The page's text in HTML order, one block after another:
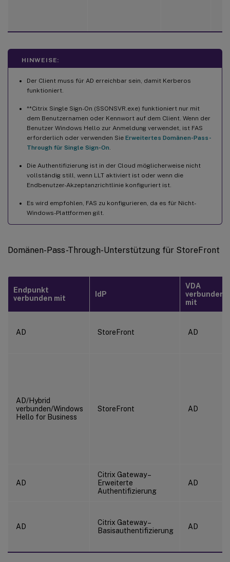
HINWEISE:
Der Client muss für AD erreichbar sein, damit Kerberos
funktioniert.
**Citrix Single Sign-On (SSONSVR.exe) funktioniert nur mit
dem Benutzernamen oder Kennwort auf dem Client. Wenn der
Benutzer Windows Hello zur Anmeldung verwendet, ist FAS
erforderlich oder verwenden Sie Erweitertes Domänen-Pass-
Through für Single Sign-On
Die Authentifizierung ist in der Cloud möglicherweise nicht
vollständig still, wenn LLT aktiviert ist oder wenn die
Endbenutzer-Akzeptanzrichtlinie konfiguriert ist.
Es wird empfohlen, FAS zu konfigurieren, da es für Nicht-
Windows-Plattformen gilt.
Domänen-Pass-Through-Unterstützung für StoreFront
Endpunkt
verbunden mit
IdP
VDA
verbunden
mit
AD StoreFront AD
AD/Hybrid
verbunden/Windows
Hello for Business
StoreFront AD
AD
Citrix Gateway –
Erweiterte
Authentifizierung
AD
AD
Citrix Gateway –
Basisauthentifizierung
AD